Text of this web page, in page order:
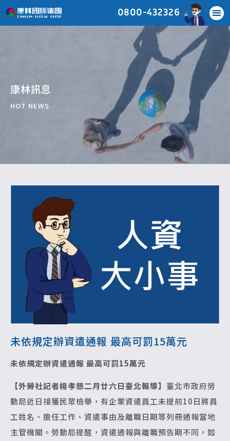
0800-432326
康林訊息
HOT NEWS
未依規定辦資遣通報 最高可罰15萬元
未依規定辦資遣通報 最高可罰15萬元
【外勞社記者楊孝慈二月廿六日臺北報導】 臺北市政府勞
動局近日接獲民眾檢舉，有企業資遣員工未提前10日將員
工姓名、擔任工作、資遣事由及離職日期等列冊通報當地
主管機關。勞動局提醒，資遣通報與離職預告期不同，如